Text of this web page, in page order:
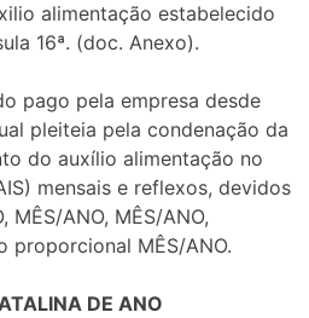
alimentação estabelecido
16ª. (doc. Anexo).
pago pela empresa desde
pleiteia pela condenação da
do auxílio alimentação no
mensais e reflexos, devidos
MÊS/ANO, MÊS/ANO,
proporcional MÊS/ANO.
DE ANO